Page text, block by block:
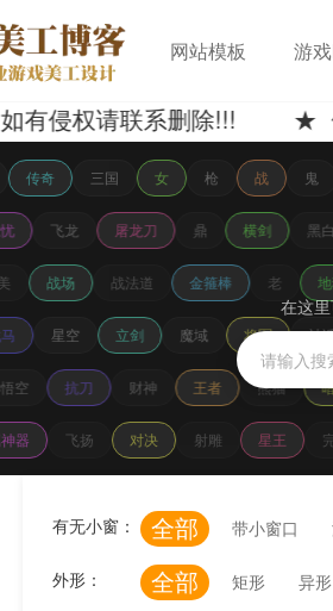
网站模板 游
请联系删除!!! ★ 候选
传奇 三国 女 枪 战 鬼
飞龙 屠龙刀 鼎 横剑 黑白
战场 战法道 金箍棒 老 地
马 星空 立剑 魔域 将军 神
空 抗刀 财神 王者 熊猫
器 飞扬 对决 射雕 星王
在这
有无小窗： 全部 带小窗口
外形： 全部 矩形 异形